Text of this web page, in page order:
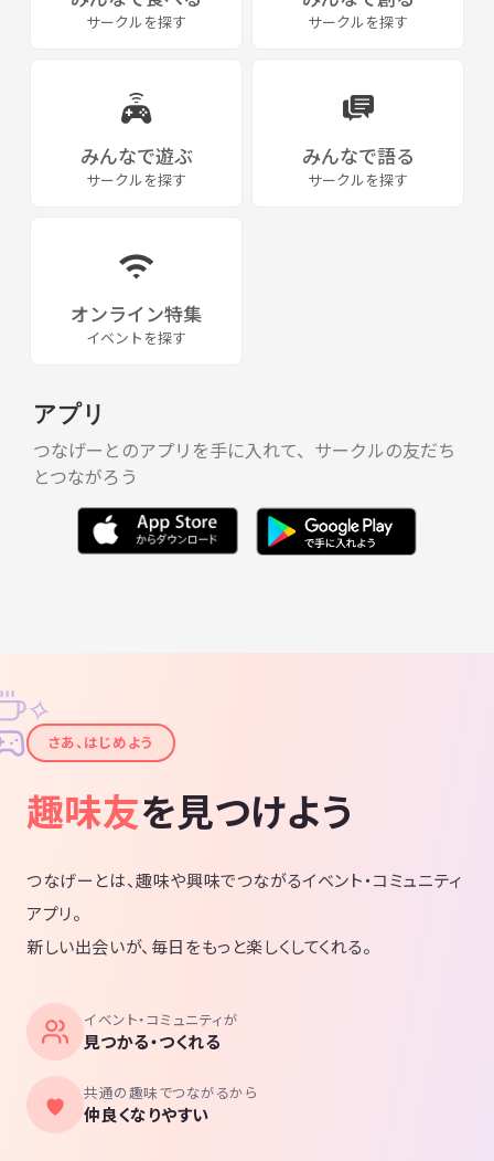
２０１７年１月22日（18：00～
☆イラスト、整体師、デザイン関係のメンバーが参加予定です♪（主催
☆場所は主に『えさか芸術文化館ピエロハーバー』内のカフェレストラ
勧誘はお断り！参加した方が安心して楽しめる。そんな場を目指してま
サークルを探す サークルを探す
みんなで遊ぶ
サークルを探す
みんなで語る
サークルを探す
オンライン特集
イベントを探す
アプリ
つなげーとのアプリを手に入れて、サークルの友だち
とつながろう
✦
✧
さあ、はじめよう
趣味友を見つけよう
つなげーとは、趣味や興味でつながるイベント・コミュニティ
アプリ。
新しい出会いが、毎日をもっと楽しくしてくれる。
イベント・コミュニティが
見つかる・つくれる
共通の趣味でつながるから
仲良くなりやすい